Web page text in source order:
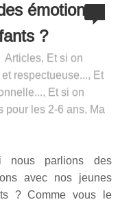
émotions
?
Articles, Et si on
respectueuse..., Et
, Et si on
pour les 2-6 ans, Ma
nous parlions des
avec nos jeunes
? Comme vous le